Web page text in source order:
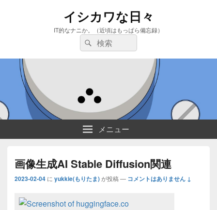
イシカワな日々
IT的なナニか。（近頃はもっぱら備忘録）
検
索:
検
索
メニュー
画像生成AI Stable Diffusion関連
2023-02-04 に yukkie(もりたま)が投稿 — コメントはありません ↓